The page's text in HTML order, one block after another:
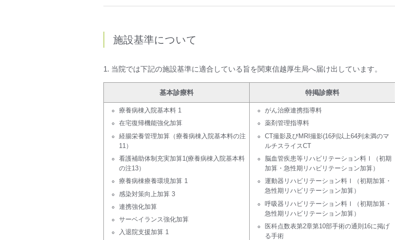
施設基準について
1. 当院では下記の施設基準に適合している旨を関東信越厚生局へ届け出しています。
基本診療料 特掲診療料
療養病棟入院基本料 1
在宅復帰機能強化加算
経腸栄養管理加算（療養病棟入院基本料の注
11）
看護補助体制充実加算1(療養病棟入院基本料
の注13）
療養病棟療養環境加算 1
感染対策向上加算 3
連携強化加算
サーベイランス強化加算
入退院支援加算 1
がん治療連携指導料
薬剤管理指導料
CT撮影及びMRI撮影(16列以上64列未満のマ
ルチスライスCT
脳血管疾患等リハビリテーション料Ⅰ（初期
加算・急性期リハビリテーション加算）
運動器リハビリテーション料Ⅰ（初期加算・
急性期リハビリテーション加算）
呼吸器リハビリテーション料Ⅰ（初期加算・
急性期リハビリテーション加算）
医科点数表第2章第10部手術の通則16に掲げ
る手術